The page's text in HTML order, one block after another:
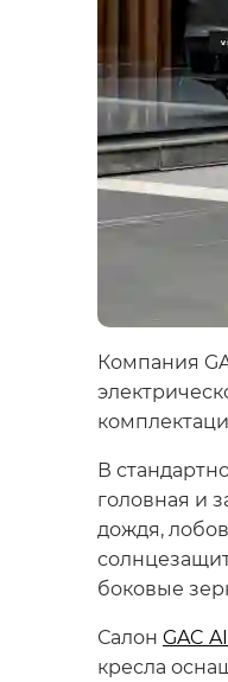
Компания
В
головная и
дождя,
боковые
Салон GAC
кресла